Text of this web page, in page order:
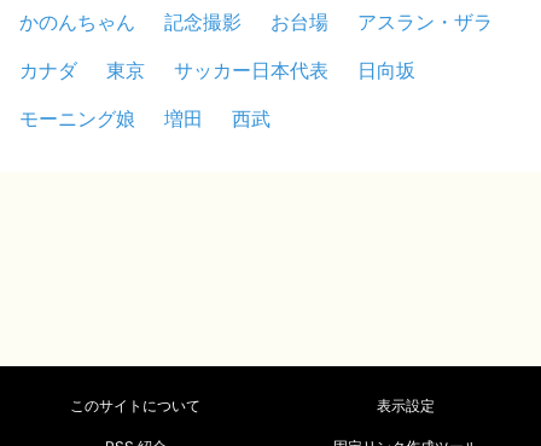
かのんちゃん
記念撮影 お台場
アスラン・ザラ
カナダ
東京 サッカー日本代表
日向坂
モーニング娘
増田 西武
このサイトについて 表示設定